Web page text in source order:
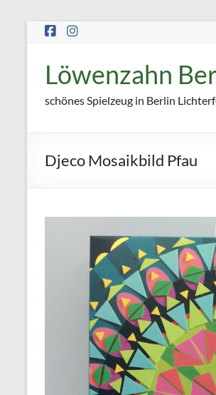
Zum
Inhalt
Löwenzahn
schönes Spielzeug in Berlin
Djeco Mosaikbild Pfau